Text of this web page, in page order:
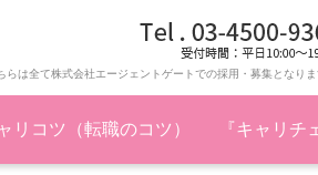
らは全て株式会社エージェントゲートでの採用・募集となりま
リコツ（転職のコツ） 『キャリチ